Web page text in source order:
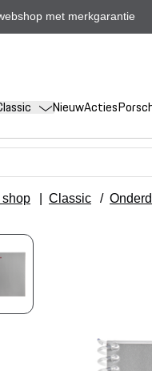
met merkgarantie
NieuwActies
shop Classic /